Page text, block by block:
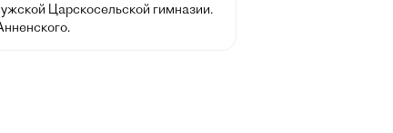
Царскосельской гимназии.